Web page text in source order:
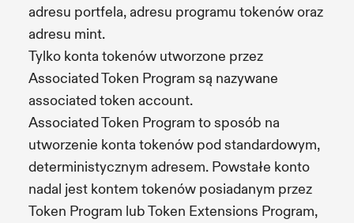
adresu portfela, adresu programu tokenów oraz
adresu mint.
Tylko konta tokenów utworzone przez
Associated Token Program są nazywane
associated token account.
Associated Token Program to sposób na
utworzenie konta tokenów pod standardowym,
deterministycznym adresem. Powstałe konto
nadal jest kontem tokenów posiadanym przez
Token Program lub Token Extensions Program,